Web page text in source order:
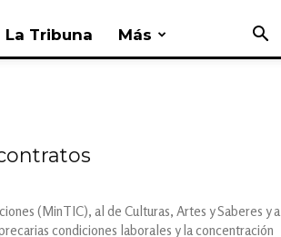
La Tribuna Más
(MinTIC), al de Culturas, Artes y Saberes y a
condiciones laborales y la concentración